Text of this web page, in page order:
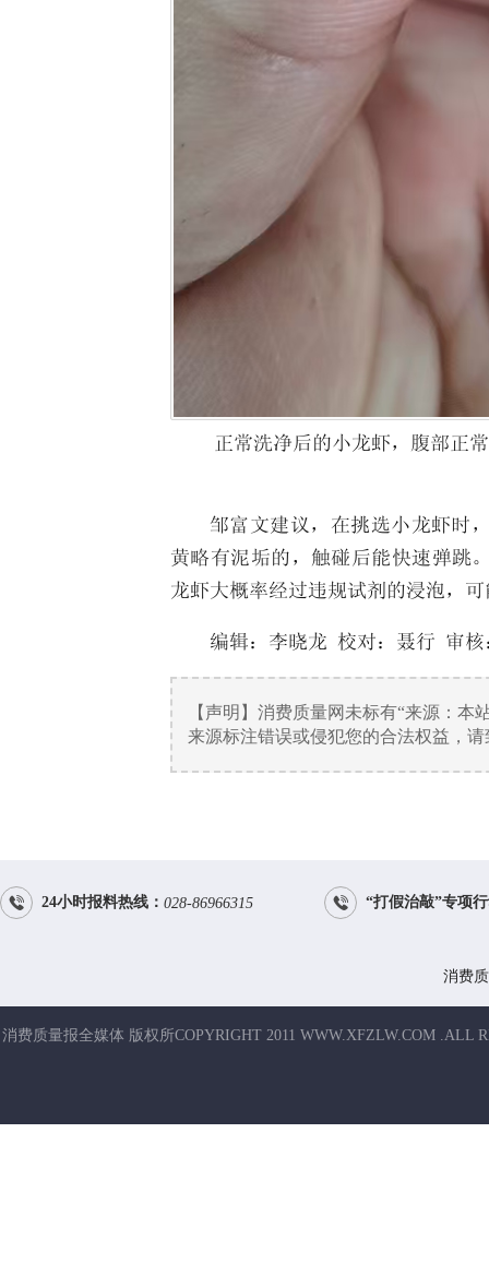
正常洗净后的小龙虾，腹部正
邹富文建议，在挑选小龙虾时
黄略有泥垢的，触碰后能快速弹跳
龙虾大概率经过违规试剂的浸泡，
编辑： 李晓龙 校对：聂行 审核
【声明】消费质量网未标有“来源：
来源标注错误或侵犯您的合法权益，
 24小时报料热线： 028-86966315  “打假治敲”专项
消费
消费质量报全媒体 版权所COPYRIGHT 2011 WWW.XFZLW.COM .ALL